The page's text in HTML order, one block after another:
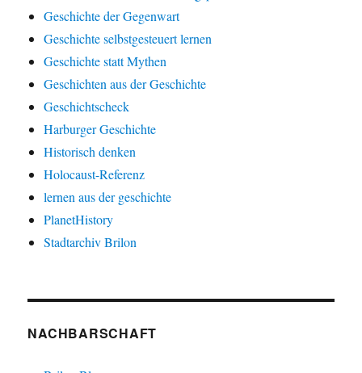
Geschichte der Gegenwart
Geschichte selbstgesteuert lernen
Geschichte statt Mythen
Geschichten aus der Geschichte
Geschichtscheck
Harburger Geschichte
Historisch denken
Holocaust-Referenz
lernen aus der geschichte
PlanetHistory
Stadtarchiv Brilon
NACHBARSCHAFT